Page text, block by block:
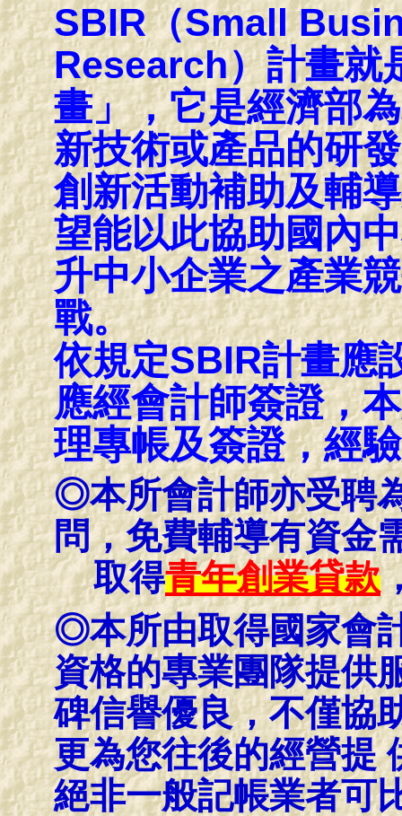
SBIR（Small
Research）計畫就
畫」，它是經濟部
新技術或產品的研
創新活動補助及輔
望能以此協助國內
升中小企業之產業
戰。
依規定SBIR計畫應
應經會計師簽證，
理專帳及簽證，經
◎本所會計師亦受聘
問，免費輔導有資金
取得青年創業貸款
◎本所由取得國家會
資格的專業團隊提供
碑信譽優良，不僅協
更為您往後的經營提
絕非一般記帳業者可